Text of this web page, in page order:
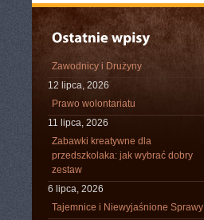
Zawodnicy i Drużyny
12 lipca, 2026
Prawo wolontariatu
11 lipca, 2026
Zabawki kreatywne dla
przedszkolaka: jak wybrać dobry
zestaw
6 lipca, 2026
Tajemnice i Niewyjaśnione Sprawy